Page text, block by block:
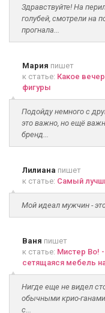
Здравствуйте! На
голубей, смотрели на
прогнала...
Мария пишет
к статье: Какое
фигуры
Подойду немного с
это важно, но ещё
бренд...
Лилиана пишет
к статье: Самый
Мой идеал мужчин -
Ваня пишет
к статье: Мистер Во! -
сетящаяся мебель
Нигде еще не видел
обычными крио-
с...